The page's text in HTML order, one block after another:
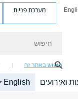
מערכת פניות
חיפוש באתר זה
ואירועים English